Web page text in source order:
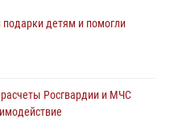
детям и помогли
Росгвардии и МЧС